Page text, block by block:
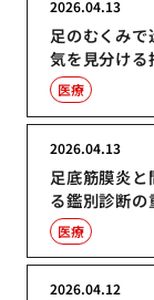
足のむくみ
気を見分ける
2026.04.13
医療
足底筋膜炎
る鑑別診断の
2026.04.13
医療
2026.04.12